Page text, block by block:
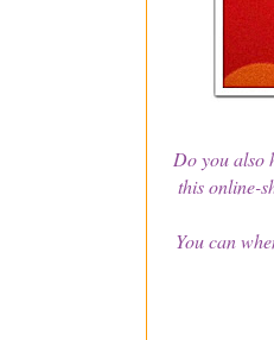
Do you also
this online-
You can